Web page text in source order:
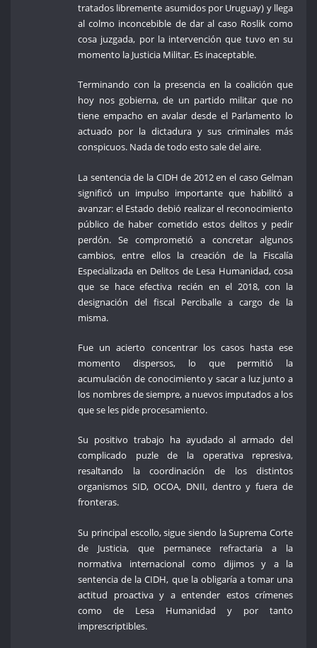
tratados libremente asumidos por Uruguay) y llega
al colmo inconcebible de dar al caso Roslik como
cosa juzgada, por la intervención que tuvo en su
momento la Justicia Militar. Es inaceptable.
Terminando con la presencia en la coalición que
hoy nos gobierna, de un partido militar que no
tiene empacho en avalar desde el Parlamento lo
actuado por la dictadura y sus criminales más
conspicuos. Nada de todo esto sale del aire.
La sentencia de la CIDH de 2012 en el caso Gelman
significó un impulso importante que habilitó a
avanzar: el Estado debió realizar el reconocimiento
público de haber cometido estos delitos y pedir
perdón. Se comprometió a concretar algunos
cambios, entre ellos la creación de la Fiscalía
Especializada en Delitos de Lesa Humanidad, cosa
que se hace efectiva recién en el 2018, con la
designación del fiscal Perciballe a cargo de la
misma.
Fue un acierto concentrar los casos hasta ese
momento dispersos, lo que permitió la
acumulación de conocimiento y sacar a luz junto a
los nombres de siempre, a nuevos imputados a los
que se les pide procesamiento.
Su positivo trabajo ha ayudado al armado del
complicado puzle de la operativa represiva,
resaltando la coordinación de los distintos
organismos SID, OCOA, DNII, dentro y fuera de
fronteras.
Su principal escollo, sigue siendo la Suprema Corte
de Justicia, que permanece refractaria a la
normativa internacional como dijimos y a la
sentencia de la CIDH, que la obligaría a tomar una
actitud proactiva y a entender estos crímenes
como de Lesa Humanidad y por tanto
imprescriptibles.